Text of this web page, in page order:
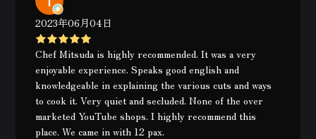
2023年06月04日
Chef Mitsuda is highly recommended. It was a very
enjoyable experience. Speaks good english and
knowledgeable in explaining the various cuts and ways
to cook it. Very quiet and secluded. None of the over
marketed YouTube shops. I highly recommend this
place. We came in with 12 pax.